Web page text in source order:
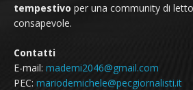
tempestivo per una community di
consapevole.
Contatti
E-mail: mademi2046@gmail.com
PEC: mariodemichele@pecgiornalisti.it